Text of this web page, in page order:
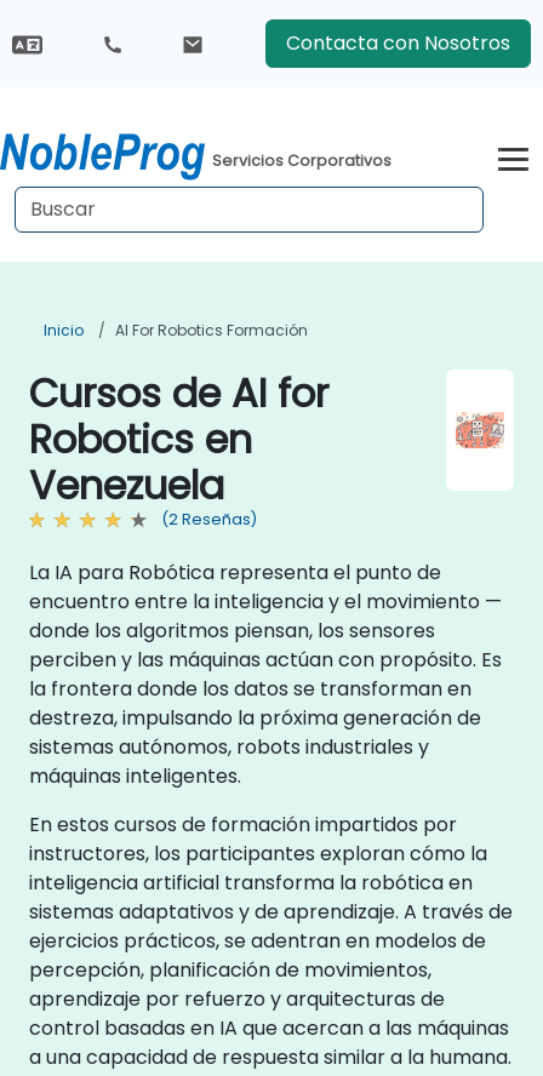
Contacta con Nosotros
Servicios Corporativos
Inicio AI For Robotics Formación
Cursos de AI for
Robotics en
Venezuela
(2 Reseñas)
La IA para Robótica representa el punto de
encuentro entre la inteligencia y el movimiento —
donde los algoritmos piensan, los sensores
perciben y las máquinas actúan con propósito. Es
la frontera donde los datos se transforman en
destreza, impulsando la próxima generación de
sistemas autónomos, robots industriales y
máquinas inteligentes.
En estos cursos de formación impartidos por
instructores, los participantes exploran cómo la
inteligencia artificial transforma la robótica en
sistemas adaptativos y de aprendizaje. A través de
ejercicios prácticos, se adentran en modelos de
percepción, planificación de movimientos,
aprendizaje por refuerzo y arquitecturas de
control basadas en IA que acercan a las máquinas
a una capacidad de respuesta similar a la humana.